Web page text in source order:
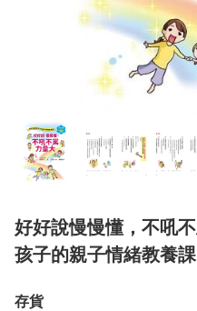
好好說慢慢懂，不吼
孩子的親子情緒教養課
存貨